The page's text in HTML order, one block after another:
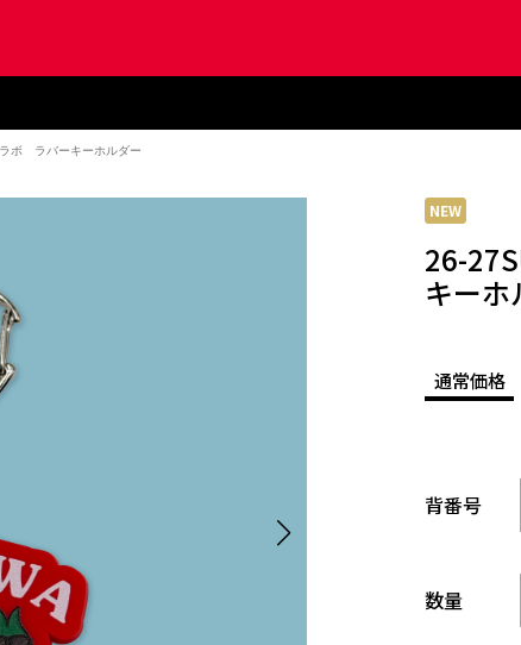
ボ ラバーキーホルダー
NEW
26-
キーホ
通常価格
背番号
数量